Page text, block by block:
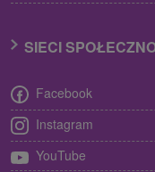
SIECI
Facebook
Instagram
YouTube